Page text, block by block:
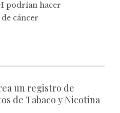
podrían hacer
cáncer
un registro de
de Tabaco y Nicotina